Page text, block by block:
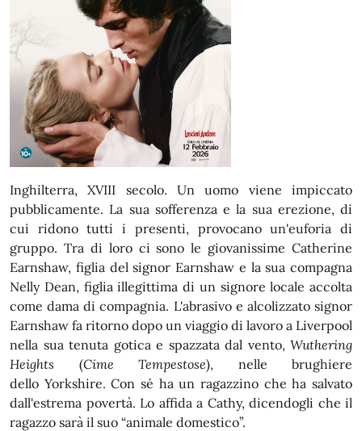
Inghilterra, XVIII secolo. Un uomo viene impiccato
pubblicamente. La sua sofferenza e la sua erezione, di
cui ridono tutti i presenti, provocano un'euforia di
gruppo. Tra di loro ci sono le giovanissime Catherine
Earnshaw, figlia del signor Earnshaw e la sua compagna
Nelly Dean, figlia illegittima di un signore locale accolta
come dama di compagnia. L'abrasivo e alcolizzato signor
Earnshaw fa ritorno dopo un viaggio di lavoro a Liverpool
nella sua tenuta gotica e spazzata dal vento, Wuthering
Heights (Cime Tempestose), nelle brughiere
dello Yorkshire. Con sé ha un ragazzino che ha salvato
dall'estrema povertà. Lo affida a Cathy, dicendogli che il
ragazzo sarà il suo “animale domestico”.